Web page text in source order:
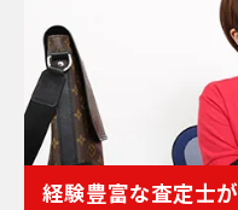
経験豊富な査定士が